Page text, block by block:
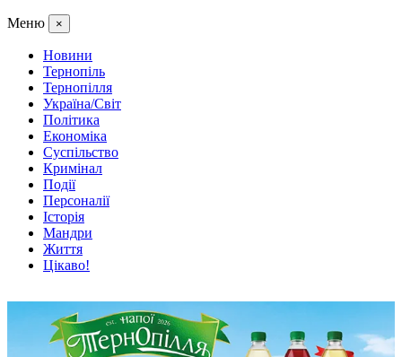
Меню ×
Новини
Тернопіль
Тернопілля
Україна/Світ
Політика
Економіка
Суспільство
Кримінал
Події
Персоналії
Історія
Мандри
Життя
Цікаво!